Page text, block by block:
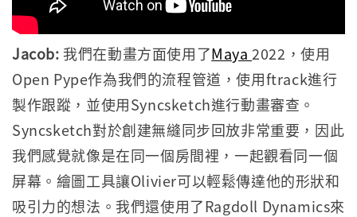
Jacob: 我們在動畫方面使用了Maya 2022，使用
Open Pype作為我們的流程管道，使用ftrack進行
製作跟蹤，並使用Syncsketch進行動畫審查。
Syncsketch對於創建無縫同步回放非常重要，因此
我們感覺就像是在同一個房間裡，一起觀看同一個
屏幕。繪圖工具讓Olivier可以輕鬆傳達他的形狀和
吸引力的想法。我們還使用了Ragdoll Dynamics來